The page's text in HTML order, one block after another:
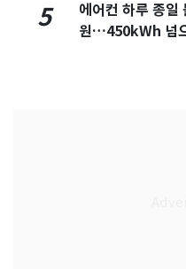
5
에어컨 하루 종일
원…450kWh 넘